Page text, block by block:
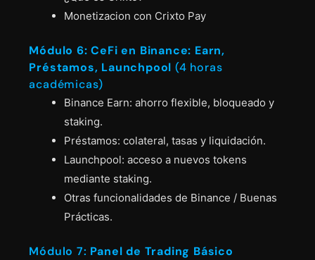
Monetizacion con Crixto Pay
Módulo 6: CeFi en Binance: Earn,
Préstamos, Launchpool(4 horas
académicas)
Binance Earn: ahorro flexible, bloqueado y
staking.
Préstamos: colateral, tasas y liquidación.
Launchpool: acceso a nuevos tokens
mediante staking.
Otras funcionalidades de Binance / Buenas
Prácticas.
Módulo 7: Panel de Trading Básico